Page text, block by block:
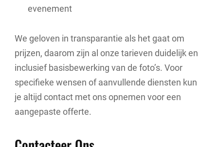
evenement
We geloven in transparantie als het gaat om
prijzen, daarom zijn al onze tarieven duidelijk en
inclusief basisbewerking van de foto’s. Voor
specifieke wensen of aanvullende diensten kun
je altijd contact met ons opnemen voor een
aangepaste offerte.